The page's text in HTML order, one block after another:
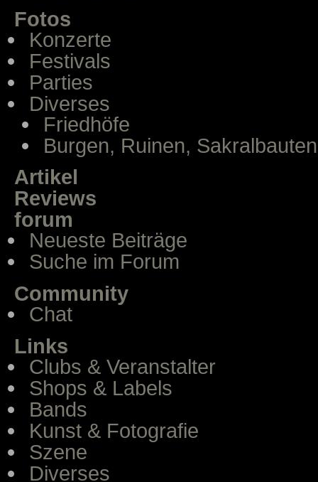
Fotos
Konzerte
Festivals
Parties
Diverses
Friedhöfe
Burgen, Ruinen, Sakralbauten
Artikel
Reviews
forum
Neueste Beiträge
Suche im Forum
Community
Chat
Links
Clubs & Veranstalter
Shops & Labels
Bands
Kunst & Fotografie
Szene
Diverses